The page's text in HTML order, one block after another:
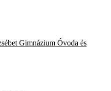
Gimnázium Óvoda és